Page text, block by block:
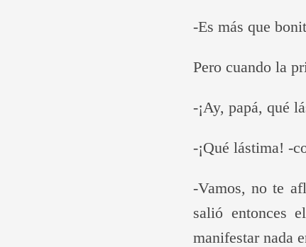
-Es más que
Pero cuando la
-¡Ay, papá, qué
-¡Qué lástima! -
-Vamos, no te
salió entonces
manifestar nada